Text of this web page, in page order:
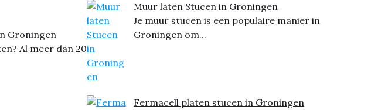
Groningen
Al meer dan 20
Muur laten Stucen in Groningen
Je muur stucen is een populaire manier in
Groningen om...
Fermacell platen stucen in Groningen